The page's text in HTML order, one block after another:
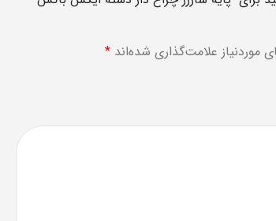
علامت‌گذاری شده‌اند *